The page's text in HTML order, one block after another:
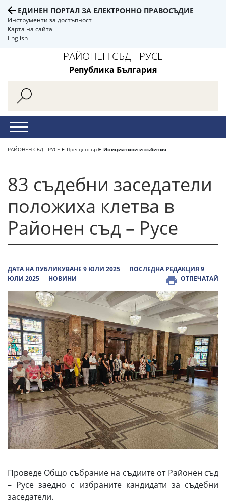
ЕДИНЕН ПОРТАЛ ЗА ЕЛЕКТРОННО ПРАВОСЪДИЕ
Инструменти за достъпност
Карта на сайта
English
РАЙОНЕН СЪД - РУСЕ
Република България
РАЙОНЕН СЪД - РУСЕ Пресцентър Инициативи и събития
83 съдебни заседатели
положиха клетва в
Районен съд – Русе
ДАТА НА ПУБЛИКУВАНЕ 9 ЮЛИ 2025
ПОСЛЕДНА РЕДАКЦИЯ 9
ЮЛИ 2025
НОВИНИ ОТПЕЧАТАЙ
Проведе Общо събрание на съдиите от Районен съд
– Русе заедно с избраните кандидати за съдебни
заседатели.